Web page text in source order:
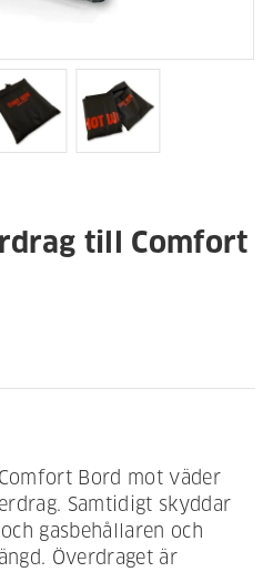
till Comfort
Bord mot väder
Samtidigt skyddar
gasbehållaren och
Överdraget är